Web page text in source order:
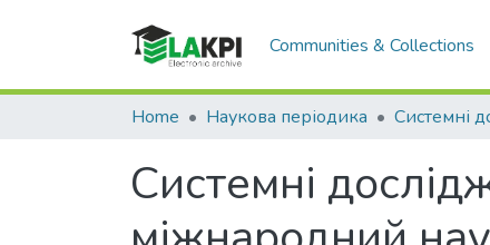
Communities & Collections
Home Наукова періодика
Системні